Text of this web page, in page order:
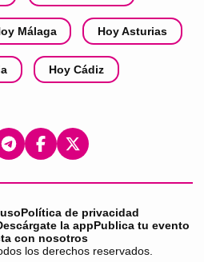
Málaga Hoy Asturias
Hoy Cádiz
Política de privacidad
la appPublica tu evento
con nosotros
los derechos reservados.